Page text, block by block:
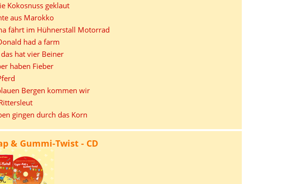
Kokosnuss geklaut
aus Marokko
fährt im Hühnerstall Motorrad
had a farm
hat vier Beiner
haben Fieber
Bergen kommen wir
gingen durch das Korn
& Gummi-Twist - CD